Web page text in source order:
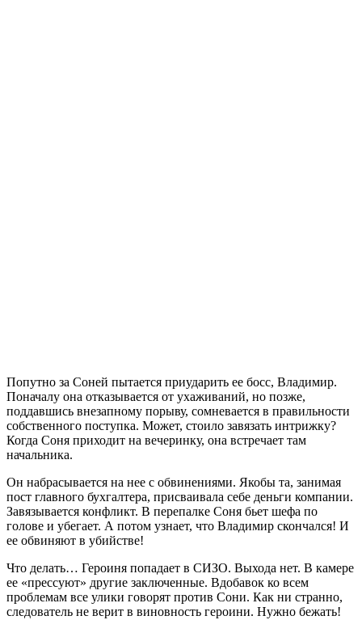
Попутно за Соней пытается приударить ее босс, Владимир.
Поначалу она отказывается от ухаживаний, но позже,
поддавшись внезапному порыву, сомневается в правильности
собственного поступка. Может, стоило завязать интрижку?
Когда Соня приходит на вечеринку, она встречает там
начальника.
Он набрасывается на нее с обвинениями. Якобы та, занимая
пост главного бухгалтера, присваивала себе деньги компании.
Завязывается конфликт. В перепалке Соня бьет шефа по
голове и убегает. А потом узнает, что Владимир скончался! И
ее обвиняют в убийстве!
Что делать… Героиня попадает в СИЗО. Выхода нет. В камере
ее «прессуют» другие заключенные. Вдобавок ко всем
проблемам все улики говорят против Сони. Как ни странно,
следователь не верит в виновность героини. Нужно бежать!